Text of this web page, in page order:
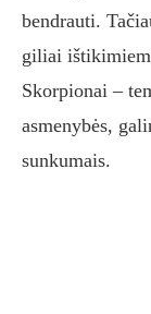
bendrauti.
giliai
Skorpionai –
asmenybės,
sunkumais.